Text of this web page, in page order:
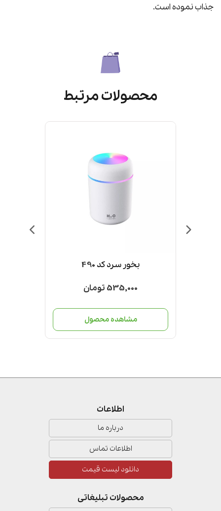
جذاب نموده است.
محصولات مرتبط
بخور سرد کد 490
535,000 تومان
مشاهده محصول
اطلاعات
درباره ما
اطلاعات تماس
دانلود لیست قیمت
محصولات تبلیغاتی